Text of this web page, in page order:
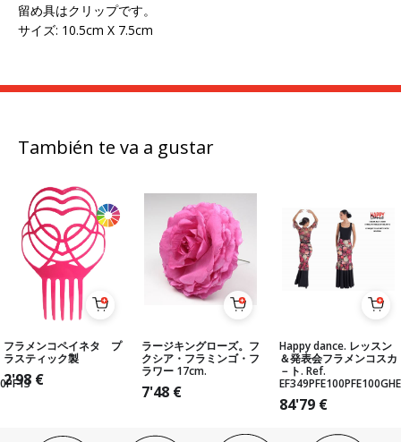
留め具はクリップです。
サイズ: 10.5cm X 7.5cm
También te va a gustar
フラメンコペイネタ プ
ラスティック製
2'98 €
ラージキングローズ。フ
クシア・フラミンゴ・フ
ラワー 17cm.
7'48 €
Happy dance. レッスン
＆発表会フラメンコスカ
－ト. Ref.
84'79 €